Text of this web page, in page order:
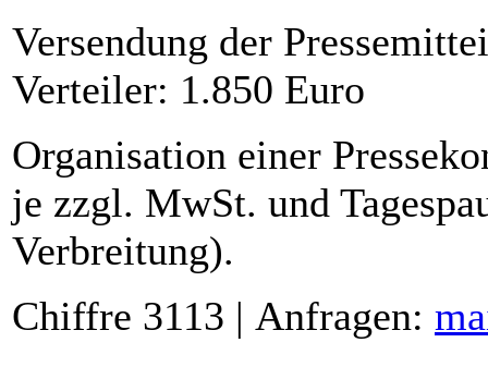
Versendung der
Verteiler: 1.850 Euro
Organisation einer
je zzgl. MwSt. und
Verbreitung).
Chiffre 3113 | Anfragen: